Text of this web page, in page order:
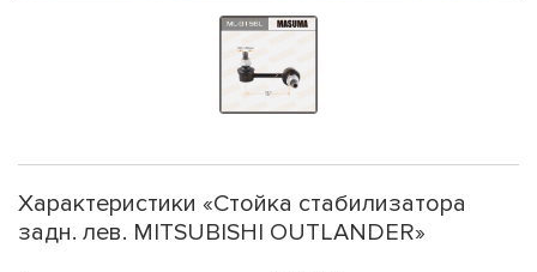
Характеристики «Стойка стабилизатора
задн. лев. MITSUBISHI OUTLANDER»